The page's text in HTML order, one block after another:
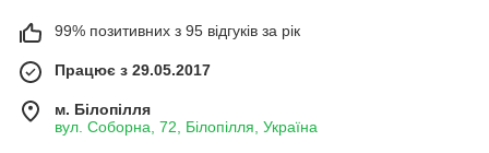
99% позитивних з 95 відгуків за рік
Працює з 29.05.2017
м. Білопілля
вул. Соборна, 72, Білопілля, Україна